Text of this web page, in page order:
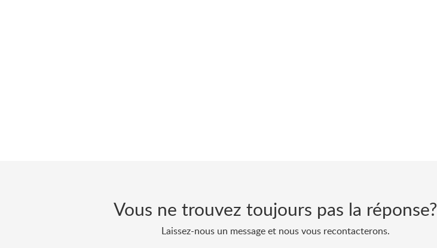
Vous ne trouvez toujours pas la réponse?
Laissez-nous un message et nous vous recontacterons.